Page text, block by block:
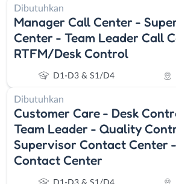
Dibutuhkan
Manager Call Center -
Center - Team Leader Call
RTFM/Desk Control
D1-D3 & S1/D4
Dibutuhkan
Customer Care - Desk
Team Leader - Quality
Supervisor Contact Center
Contact Center